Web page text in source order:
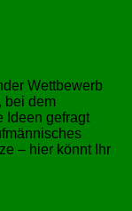
Wettbewerb
, bei dem
Ideen gefragt
– hier könnt Ihr